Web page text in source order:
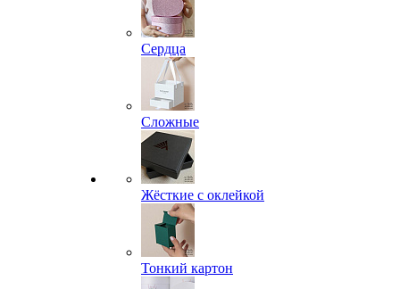
Сердца
Сложные
Жёсткие с оклейкой
Тонкий картон